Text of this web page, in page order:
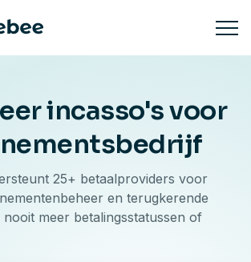
incasso's voor
25+ betaalproviders voor
en terugkerende
meer betalingsstatussen of